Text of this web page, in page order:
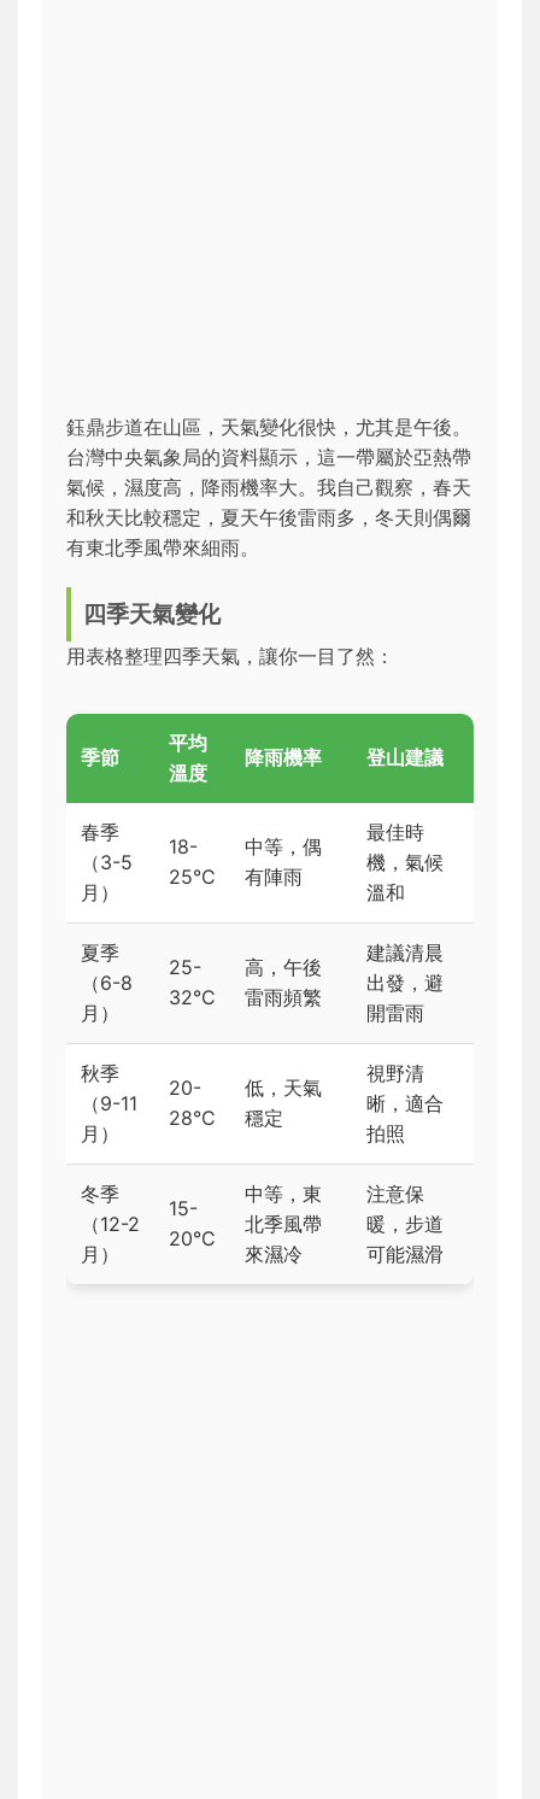
鈺鼎步道在山區，天氣變化很快，尤其是午後。
台灣中央氣象局的資料顯示，這一帶屬於亞熱帶
氣候，濕度高，降雨機率大。我自己觀察，春天
和秋天比較穩定，夏天午後雷雨多，冬天則偶爾
有東北季風帶來細雨。
四季天氣變化
用表格整理四季天氣，讓你一目了然：
季節
平均
溫度
降雨機率 登山建議
春季
（3-5
月）
18-
25°C
中等，偶
有陣雨
最佳時
機，氣候
溫和
夏季
（6-8
月）
25-
32°C
高，午後
雷雨頻繁
建議清晨
出發，避
開雷雨
秋季
（9-11
月）
20-
28°C
低，天氣
穩定
視野清
晰，適合
拍照
冬季
（12-2
月）
15-
20°C
中等，東
北季風帶
來濕冷
注意保
暖，步道
可能濕滑